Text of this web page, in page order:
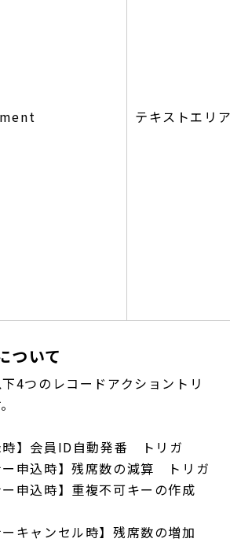
テキストエリ
ついて
4つのレコードアクショントリ
】会員ID自動発番 トリガ
申込時】残席数の減算 トリガ
申込時】重複不可キーの作成
キャンセル時】残席数の増加